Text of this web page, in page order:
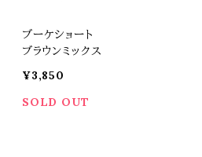
ブーケショート
ブラウンミックス
¥3,850
SOLD OUT